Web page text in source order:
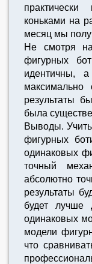
коньками на
месяц мы
Не смотря
фигурных
идентичны,
результаты
была
Выводы.
фигурных
одинаковых
точный
абсолютно
результаты
будет лучше
одинаковых
модели
что